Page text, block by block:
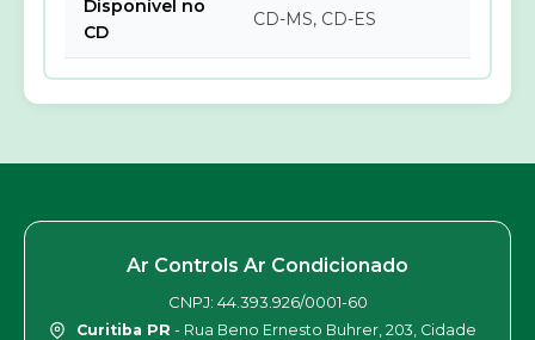
Disponível no
CD
CD-MS, CD-ES
Ar Controls Ar Condicionado
CNPJ: 44.393.926/0001-60
Curitiba PR - Rua Beno Ernesto Buhrer, 203, Cidade